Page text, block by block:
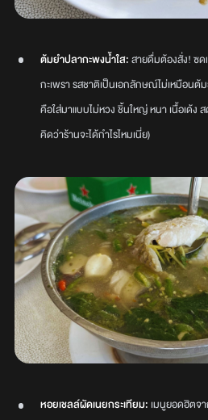
ต้มยำปลากะพงน้ำใส:สายดื่มต้องสั่ง! ซ
กะเพรา รสชาติเป็นเอกลักษณ์ไม่เหมือนต้
คือใส่มาแบบไม่หวง ชิ้นใหญ่ หนา เนื้อเด้ง
คิดว่าร้านจะได้กำไรไหมเนี่ย)
หอยเชลล์ผัดเนยกระเทียม: เมนูยอดฮิตจ